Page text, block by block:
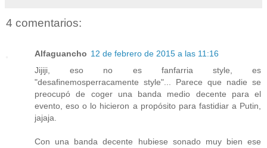
4 comentarios:
Alfaguancho 12 de febrero de 2015 a las 11:16
Jijiji, eso no es fanfarria style, es
"desafinemosperracamente style"... Parece que nadie se
preocupó de coger una banda medio decente para el
evento, eso o lo hicieron a propósito para fastidiar a Putin,
jajaja.
Con una banda decente hubiese sonado muy bien ese